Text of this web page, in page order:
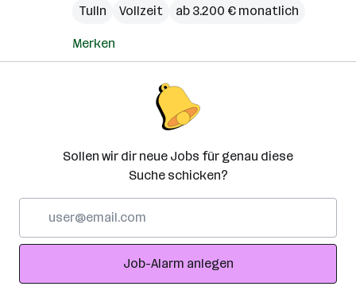
Tulln
Vollzeit ab 3.200 € monatlich
Merken
Sollen wir dir neue Jobs für genau diese
Suche schicken?
Adresse
Job-Alarm anlegen